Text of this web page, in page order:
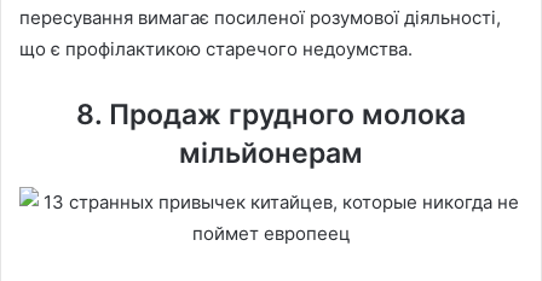
пересування вимагає посиленої розумової діяльності,
що є профілактикою старечого недоумства.
8. Продаж грудного молока
мільйонерам